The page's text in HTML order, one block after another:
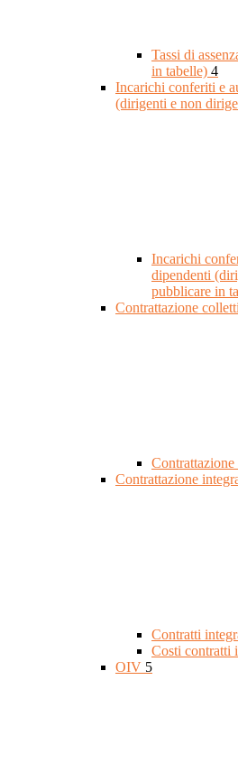
Tassi di
in tabelle) 4
Incarichi conferiti e
(dirigenti e non
Incarichi
dipendenti
pubblicare in
Contrattazione
Contrattazione
Contratti
Costi contratti
OIV 5